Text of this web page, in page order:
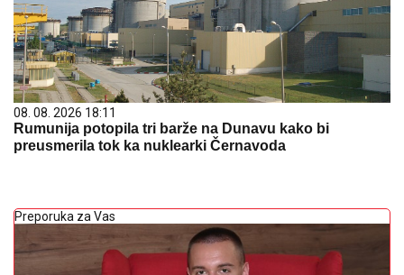
08. 08. 2026 18:11
Rumunija potopila tri barže na Dunavu kako bi
preusmerila tok ka nuklearki Černavoda
Preporuka za Vas